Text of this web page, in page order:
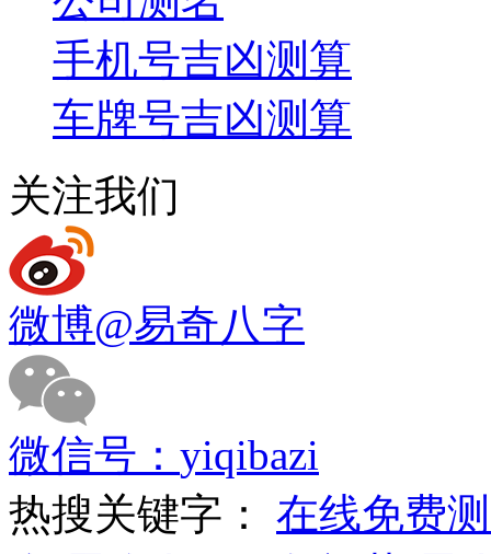
手机号吉凶测算
车牌号吉凶测算
关注我们
微博@易奇八字
微信号： yiqibazi
热搜关键字： 在线免费